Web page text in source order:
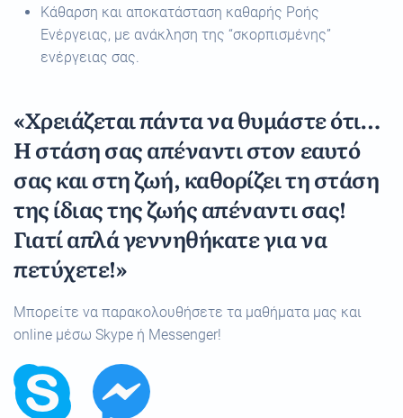
Κάθαρση και αποκατάσταση καθαρής Ροής
Ενέργειας, με ανάκληση της “σκορπισμένης”
ενέργειας σας.
«Χρειάζεται πάντα να θυμάστε ότι…
Η στάση σας απέναντι στον εαυτό
σας και στη ζωή, καθορίζει τη στάση
της ίδιας της ζωής απέναντι σας!
Γιατί απλά γεννηθήκατε για να
πετύχετε!»
Μπορείτε να παρακολουθήσετε τα μαθήματα μας και
online μέσω Skype ή Messenger!